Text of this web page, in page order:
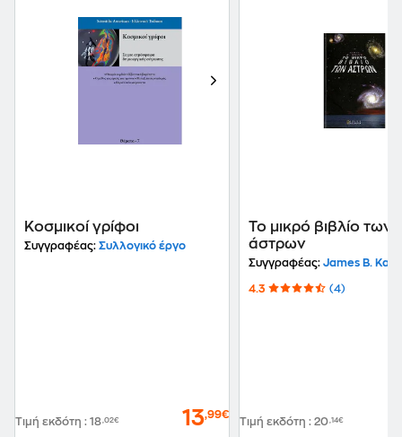
Κοσμικοί γρίφοι
Συγγραφέας: Συλλογικό έργο
Τιμή εκδότη : 18,02€ 13,99€
Το μικρό βιβλίο των
άστρων
Συγγραφέας: James B.
4.3 (4)
Τιμή εκδότη : 20,14€